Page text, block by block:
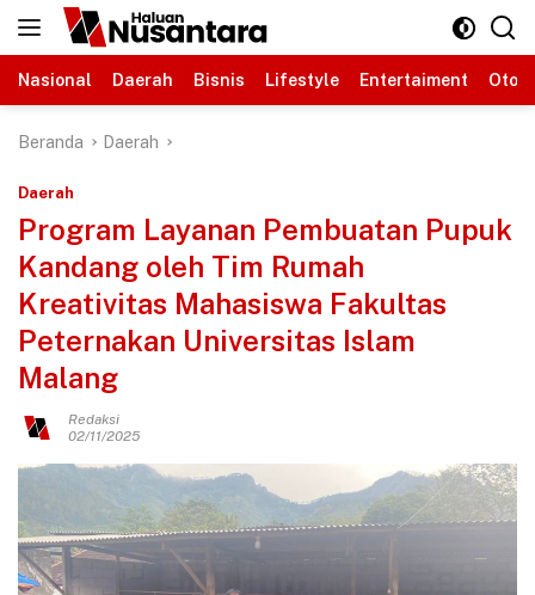
Langsung
Nasional
Daerah Bisnis Lifestyle Entertaiment
Beranda Daerah
Daerah
Program Layanan Pembuatan Pupuk
Kandang oleh Tim Rumah
Kreativitas Mahasiswa Fakultas
Peternakan Universitas Islam
Malang
Redaksi
02/11/2025